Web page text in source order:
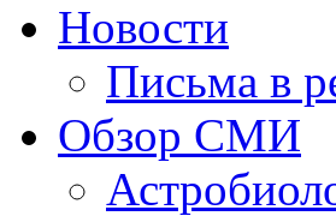
Новости
Письма в
Обзор СМИ